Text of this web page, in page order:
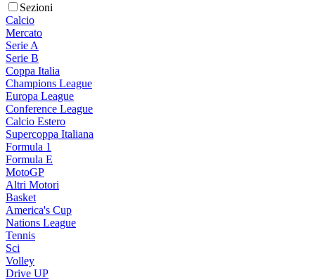
Sezioni
Calcio
Mercato
Serie A
Serie B
Coppa Italia
Champions League
Europa League
Conference League
Calcio Estero
Supercoppa Italiana
Formula 1
Formula E
MotoGP
Altri Motori
Basket
America's Cup
Nations League
Tennis
Sci
Volley
Drive UP